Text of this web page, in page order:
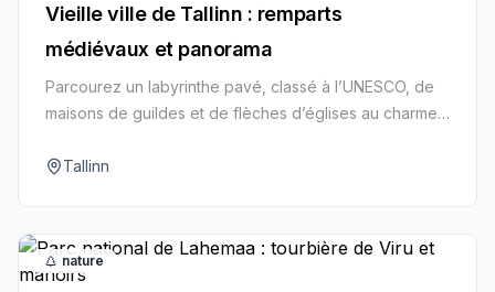
Vieille ville de Tallinn : remparts
médiévaux et panorama
Parcourez un labyrinthe pavé, classé à l’UNESCO, de
maisons de guildes et de flèches d’églises au charme
Tallinn
nature